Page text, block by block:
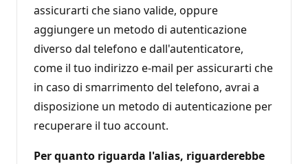
assicurarti che siano valide, oppure
aggiungere un metodo di autenticazione
diverso dal telefono e dall'autenticatore,
come il tuo indirizzo e-mail per assicurarti che
in caso di smarrimento del telefono, avrai a
disposizione un metodo di autenticazione per
recuperare il tuo account.
Per quanto riguarda l'alias, riguarderebbe